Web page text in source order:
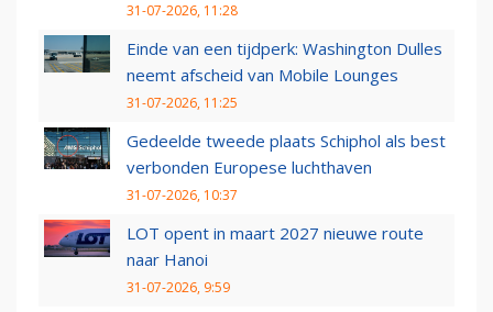
31-07-2026, 11:28
Einde van een tijdperk: Washington Dulles
neemt afscheid van Mobile Lounges
31-07-2026, 11:25
Gedeelde tweede plaats Schiphol als best
verbonden Europese luchthaven
31-07-2026, 10:37
LOT opent in maart 2027 nieuwe route
naar Hanoi
31-07-2026, 9:59